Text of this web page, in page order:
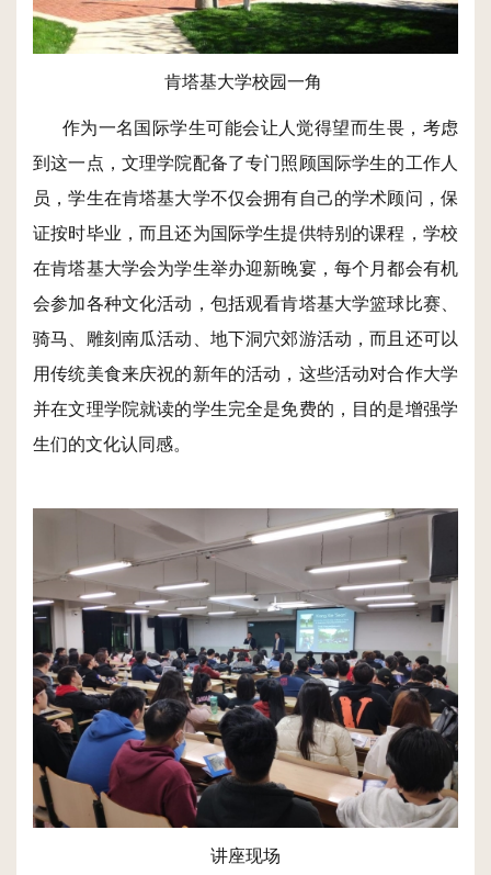
肯塔基大学校园一角
作为一名国际学生可能会让人觉得望而生畏，考虑
到这一点，文理学院配备了专门照顾国际学生的工作人
员，学生在肯塔基大学不仅会拥有自己的学术顾问，保
证按时毕业，而且还为国际学生提供特别的课程，学校
在肯塔基大学会为学生举办迎新晚宴，每个月都会有机
会参加各种文化活动，包括观看肯塔基大学篮球比赛、
骑马、雕刻南瓜活动、地下洞穴郊游活动，而且还可以
用传统美食来庆祝的新年的活动，这些活动对合作大学
并在文理学院就读的学生完全是免费的，目的是增强学
生们的文化认同感。
讲座现场